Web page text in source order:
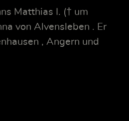
Matthias I. († um
von Alvensleben . Er
, Angern und